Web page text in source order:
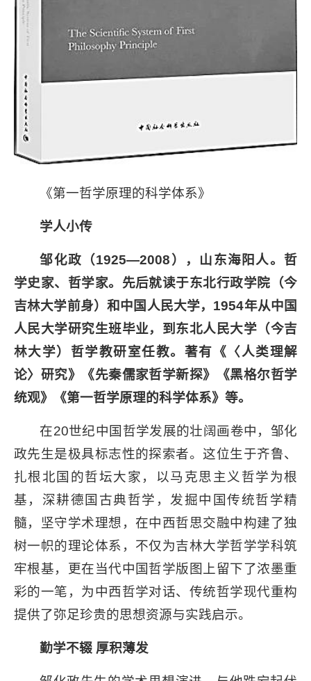
《第一哲学原理的科学体系》
学人小传
邹化政（1925—2008），山东海阳人。哲
学史家、哲学家。先后就读于东北行政学院（今
吉林大学前身）和中国人民大学，1954年从中国
人民大学研究生班毕业，到东北人民大学（今吉
林大学）哲学教研室任教。著有《〈人类理解
论〉研究》《先秦儒家哲学新探》《黑格尔哲学
统观》《第一哲学原理的科学体系》等。
在20世纪中国哲学发展的壮阔画卷中，邹化
政先生是极具标志性的探索者。这位生于齐鲁、
扎根北国的哲坛大家，以马克思主义哲学为根
基，深耕德国古典哲学，发掘中国传统哲学精
髓，坚守学术理想，在中西哲思交融中构建了独
树一帜的理论体系，不仅为吉林大学哲学学科筑
牢根基，更在当代中国哲学版图上留下了浓墨重
彩的一笔，为中西哲学对话、传统哲学现代重构
提供了弥足珍贵的思想资源与实践启示。
勤学不辍 厚积薄发